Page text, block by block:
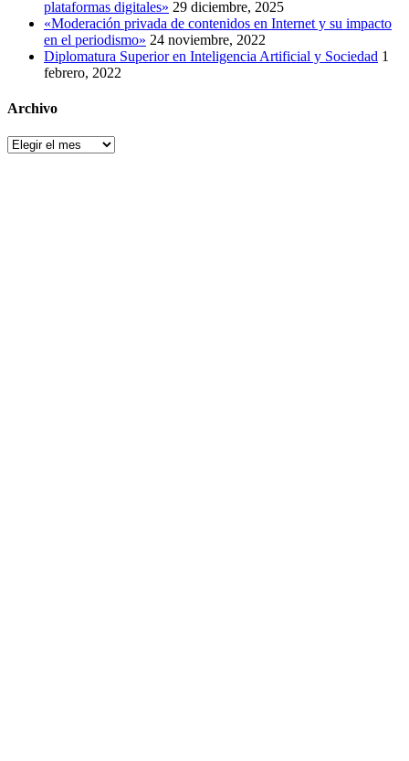
plataformas digitales» 29 diciembre, 2025
«Moderación privada de contenidos en Internet y su impacto
en el periodismo» 24 noviembre, 2022
Diplomatura Superior en Inteligencia Artificial y Sociedad 1
febrero, 2022
Archivo
Archivo